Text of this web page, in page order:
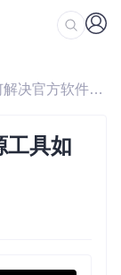
/ 华硕笔记本性能调校：开源工具如何解决官方软件痛点
工具如